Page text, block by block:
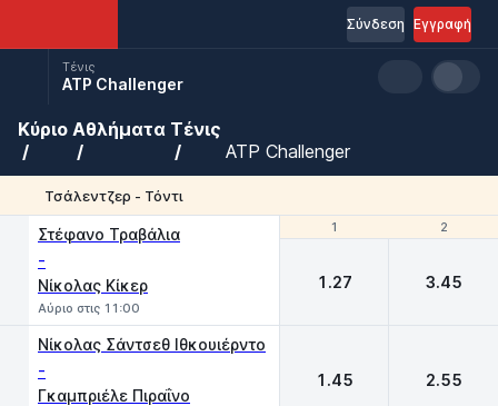
Εγγραφή
Σύνδεση
Τένις
ATP Challenger
Κύριο Αθλήματα Τένις
ATP Challenger
Τσάλεντζερ - Τόντι
1 2
Στέφανο Τραβάλια
-
Νίκολας Κίκερ
Αύριο στις 11:00
1 2
1.27 3.45
Νίκολας Σάντσεθ Ιθκουιέρντο
-
Γκαμπριέλε Πιραΐνο
1.45 2.55